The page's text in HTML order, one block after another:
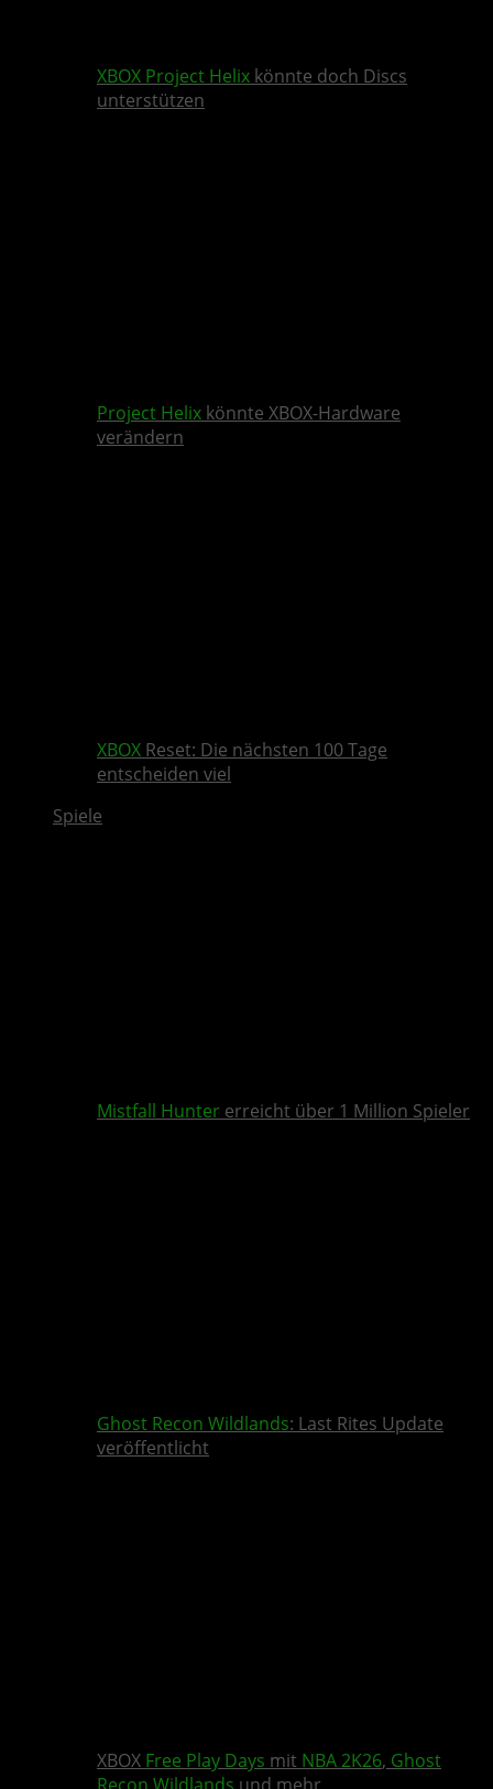
XBOX Project Helix könnte doch Discs
unterstützen
Project Helix könnte XBOX-Hardware
verändern
XBOX Reset: Die nächsten 100 Tage
entscheiden viel
Spiele
Mistfall Hunter erreicht über 1 Million Spieler
Ghost Recon Wildlands: Last Rites Update
veröffentlicht
XBOX Free Play Days mit NBA 2K26, Ghost